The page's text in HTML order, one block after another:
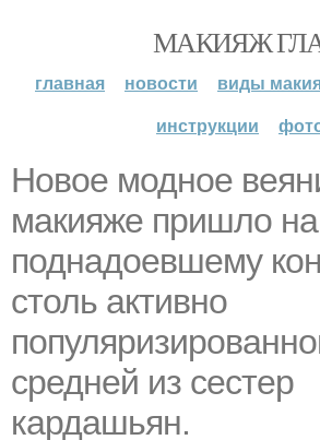
МАКИЯЖ
главная новости виды
инструкции
Новое модное
макияже пришло
поднадоевшему
столь активно
средней из сестер
кардашьян.